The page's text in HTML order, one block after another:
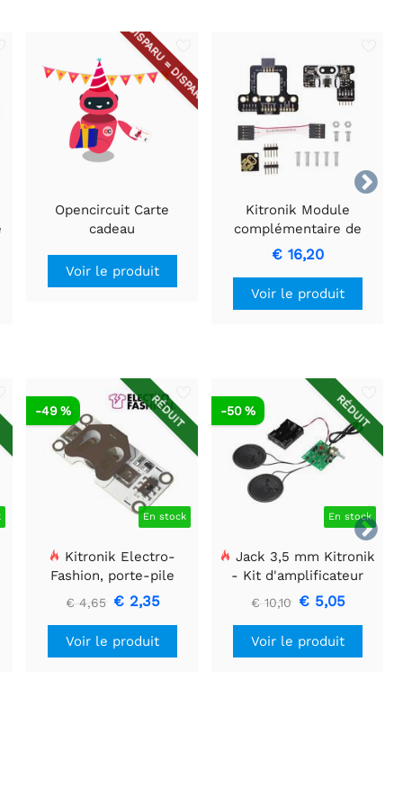

DISPARU = DISPARU
Opencircuit Carte
cadeau
Voir le produit
Kitronik Module
complémentaire de
suivi de ligne pour
:MOVE mini V2
€ 16,20
Voir le produit

RÉDUIT
En stock
-49 %
Kitronik Electro-
Fashion, porte-pile
bouton à détection de
lumière
€ 4,65 € 2,35
Voir le produit
RÉDUIT
En stock
-50 %
Jack 3,5 mm Kitronik
- Kit d'amplificateur
stéréo de luxe
€ 10,10 € 5,05
Voir le produit